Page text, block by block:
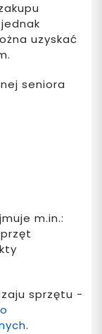
uzyskać
seniora
m.in.:
sprzętu -
.